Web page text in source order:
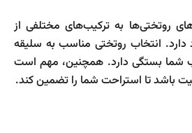
روتختی‌ها به ترکیب‌های مختلفی از
انتخاب روتختی مناسب به سلیقه
شما بستگی دارد. همچنین، مهم است
باشد تا استراحت شما را تضمین کند.